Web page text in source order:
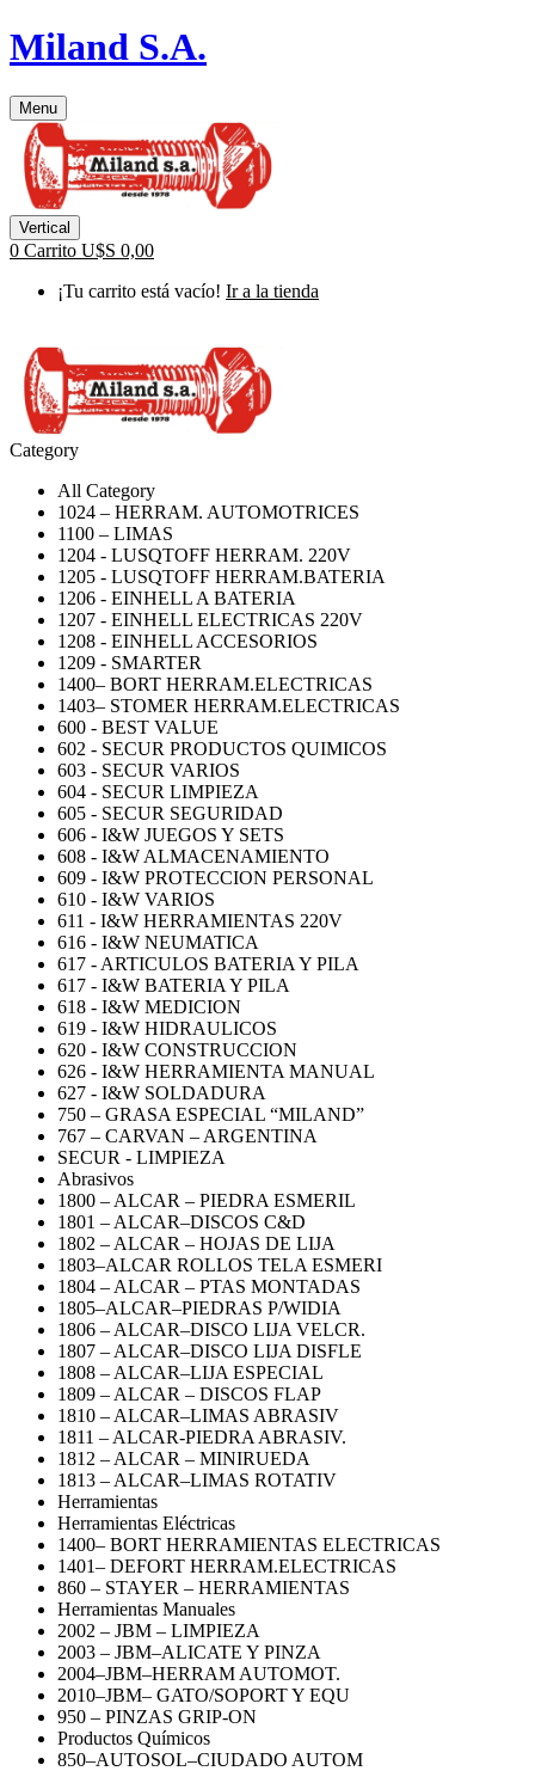
Miland S.A.
Menu
Vertical
0 Carrito U$S 0,00
¡Tu carrito está vacío! Ir a la tienda
Category
All Category
1024 – HERRAM. AUTOMOTRICES
1100 – LIMAS
1204 - LUSQTOFF HERRAM. 220V
1205 - LUSQTOFF HERRAM.BATERIA
1206 - EINHELL A BATERIA
1207 - EINHELL ELECTRICAS 220V
1208 - EINHELL ACCESORIOS
1209 - SMARTER
1400– BORT HERRAM.ELECTRICAS
1403– STOMER HERRAM.ELECTRICAS
600 - BEST VALUE
602 - SECUR PRODUCTOS QUIMICOS
603 - SECUR VARIOS
604 - SECUR LIMPIEZA
605 - SECUR SEGURIDAD
606 - I&W JUEGOS Y SETS
608 - I&W ALMACENAMIENTO
609 - I&W PROTECCION PERSONAL
610 - I&W VARIOS
611 - I&W HERRAMIENTAS 220V
616 - I&W NEUMATICA
617 - ARTICULOS BATERIA Y PILA
617 - I&W BATERIA Y PILA
618 - I&W MEDICION
619 - I&W HIDRAULICOS
620 - I&W CONSTRUCCION
626 - I&W HERRAMIENTA MANUAL
627 - I&W SOLDADURA
750 – GRASA ESPECIAL “MILAND”
767 – CARVAN – ARGENTINA
SECUR - LIMPIEZA
Abrasivos
1800 – ALCAR – PIEDRA ESMERIL
1801 – ALCAR–DISCOS C&D
1802 – ALCAR – HOJAS DE LIJA
1803–ALCAR ROLLOS TELA ESMERI
1804 – ALCAR – PTAS MONTADAS
1805–ALCAR–PIEDRAS P/WIDIA
1806 – ALCAR–DISCO LIJA VELCR.
1807 – ALCAR–DISCO LIJA DISFLE
1808 – ALCAR–LIJA ESPECIAL
1809 – ALCAR – DISCOS FLAP
1810 – ALCAR–LIMAS ABRASIV
1811 – ALCAR-PIEDRA ABRASIV.
1812 – ALCAR – MINIRUEDA
1813 – ALCAR–LIMAS ROTATIV
Herramientas
Herramientas Eléctricas
1400– BORT HERRAMIENTAS ELECTRICAS
1401– DEFORT HERRAM.ELECTRICAS
860 – STAYER – HERRAMIENTAS
Herramientas Manuales
2002 – JBM – LIMPIEZA
2003 – JBM–ALICATE Y PINZA
2004–JBM–HERRAM AUTOMOT.
2010–JBM– GATO/SOPORT Y EQU
950 – PINZAS GRIP-ON
Productos Químicos
850–AUTOSOL–CIUDADO AUTOM